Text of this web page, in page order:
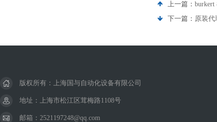
上一篇： burkert
下一篇： 原装代
版权所有：上海国与自动化设备有限公司
地址：上海市松江区茸梅路1108号
邮箱：2521197248@qq.com